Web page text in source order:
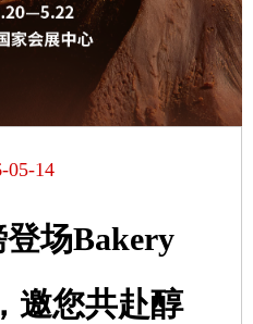
05-14
场Bakery
邀您共赴醇